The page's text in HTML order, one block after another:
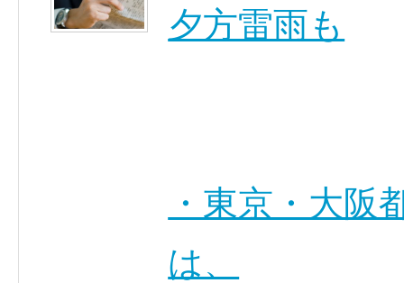
夕方雷雨も
・東京・大阪
は、